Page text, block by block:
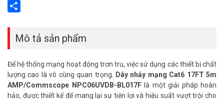
Email
Mô tả sản phẩm
Để hệ thống mạng hoạt động trơn tru, việc sử dụng các thiết bị chất
lượng cao là vô cùng quan trọng. Dây nhảy mạng Cat6 17FT 5m
AMP/Commscope NPC06UVDB-BL017Flà một giải pháp hoàn
hảo, được thiết kế để mang lại sự tiện lợi và hiệu suất vượt trội cho